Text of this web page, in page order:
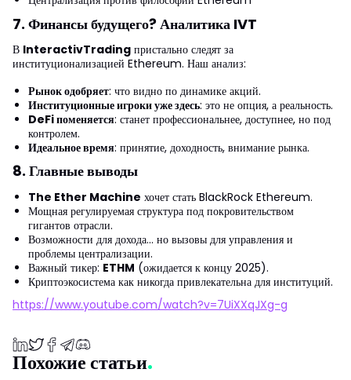
7. Финансы будущего? Аналитика IVT
В InteractivTrading пристально следят за
институционализацией Ethereum. Наш анализ:
Рынок одобряет: что видно по динамике акций.
Институционные игроки уже здесь: это не опция, а реальность.
DeFi поменяется: станет профессиональнее, доступнее, но под
контролем.
Идеальное время: принятие, доходность, внимание рынка.
8. Главные выводы
The Ether Machine хочет стать BlackRock Ethereum.
Мощная регулируемая структура под покровительством
гигантов отрасли.
Возможности для дохода... но вызовы для управления и
проблемы централизации.
Важный тикер: ETHM (ожидается к концу 2025).
Криптоэкосистема как никогда привлекательна для институций.
https://www.youtube.com/watch?v=7UiXXqJXg-g
Похожие статьи